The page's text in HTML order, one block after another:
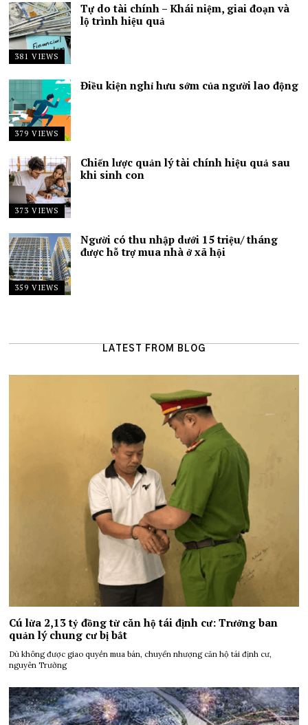
381 VIEWS
Tự do tài chính – Khái niệm, giai đoạn và
lộ trình hiệu quả
379 VIEWS
Điều kiện nghỉ hưu sớm của người lao động
373 VIEWS
Chiến lược quản lý tài chính hiệu quả sau
khi sinh con
359 VIEWS
Người có thu nhập dưới 15 triệu/ tháng
được hỗ trợ mua nhà ở xã hội
LATEST FROM BLOG
Cú lừa 2,13 tỷ đồng từ căn hộ tái định cư: Trưởng ban
quản lý chung cư bị bắt
Dù không được giao quyền mua bán, chuyển nhượng căn hộ tái định cư,
nguyên Trưởng